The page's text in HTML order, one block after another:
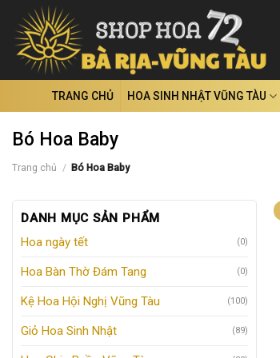
content
TRANG CHỦ HOA SINH NHẬT VŨNG TÀU
Bó Hoa Baby
Trang chủ / Bó Hoa Baby
DANH MỤC SẢN PHẨM
Hoa ngày tết
(0)
Hoa Bàn Thờ Đám Tang (0)
Kệ Hoa Hội Nghị Vũng Tàu (100)
Giỏ Hoa Sinh Nhật (89)